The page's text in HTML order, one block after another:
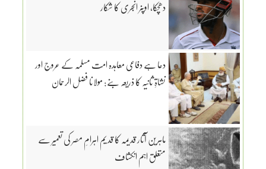
دھچکا، اوپنر انجری کا شکار
دعا ہے دفاعی معاہدہ امت مسلمہ کے عروج اور
نشاۃِ ثانیہ کا ذریعہ بنے: مولانا فضل الرحمان
ماہرین آثار قدیمہ کا قدیم اہرامِ مصر کی تعمیر سے
متعلق اہم انکشاف